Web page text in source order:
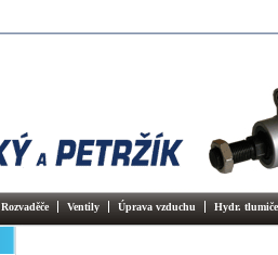
Rozvaděče Ventily Úprava vzduchu Hydr.